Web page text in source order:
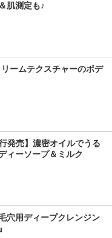
肌測定も♪
ームテクスチャーのボデ
発売】濃密オイルでうる
ィーソープ＆ミルク
穴用ディープクレンジン